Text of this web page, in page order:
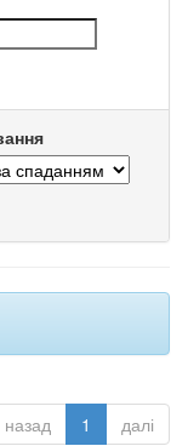
назад 1 далі